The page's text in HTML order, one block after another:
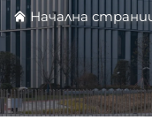
Начална